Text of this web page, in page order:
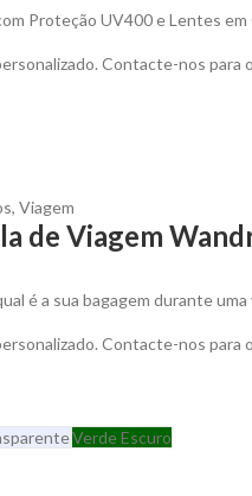
Proteção UV400 e Lentes
Contacte-nos
, Viagem
de Viagem
é a sua bagagem durante
Contacte-nos
Verde Escuro